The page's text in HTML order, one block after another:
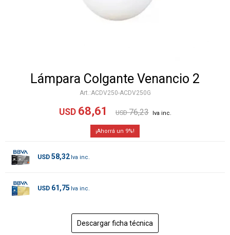
Lámpara Colgante Venancio 2
ACDV250-ACDV250G
USD 68,61 USD 76,23
9
USD 58,32
USD 61,75
Descargar ficha técnica